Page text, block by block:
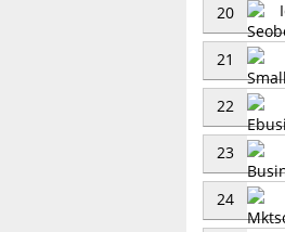
20
21
22
23
24